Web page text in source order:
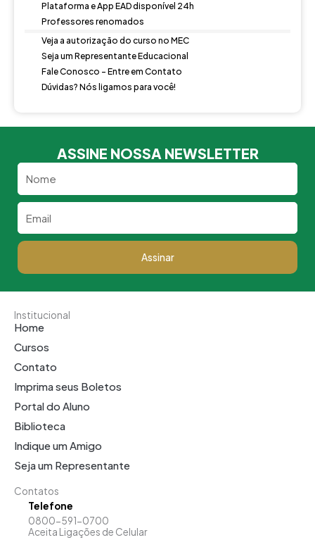
Plataforma e App EAD disponível 24h
Professores renomados
Veja a autorização do curso no MEC
Seja um Representante Educacional
Fale Conosco - Entre em Contato
Dúvidas? Nós ligamos para você!
ASSINE NOSSA NEWSLETTER
Assinar
Institucional
Home
Cursos
Contato
Imprima seus Boletos
Portal do Aluno
Biblioteca
Indique um Amigo
Seja um Representante
Contatos
Telefone
0800-591-0700
Aceita Ligações de Celular